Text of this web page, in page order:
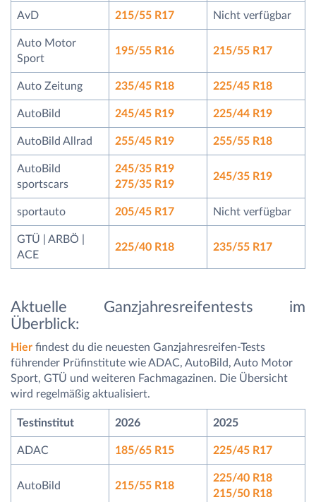
AvD 215/55 R17 Nicht verfügbar
Auto Motor
Sport
195/55 R16 215/55 R17
Auto Zeitung 235/45 R18 225/45 R18
AutoBild 245/45 R19 225/44 R19
AutoBild Allrad 255/45 R19 255/55 R18
AutoBild
sportscars
245/35 R19
275/35 R19
245/35 R19
sportauto 205/45 R17 Nicht verfügbar
GTÜ | ARBÖ |
ACE
225/40 R18 235/55 R17
Aktuelle Ganzjahresreifentests im
Überblick:
Hier findest du die neuesten Ganzjahresreifen-Tests
führender Prüfinstitute wie ADAC, AutoBild, Auto Motor
Sport, GTÜ und weiteren Fachmagazinen. Die Übersicht
wird regelmäßig aktualisiert.
Testinstitut 2026 2025
ADAC 185/65 R15 225/45 R17
AutoBild 215/55 R18
225/40 R18
215/50 R18